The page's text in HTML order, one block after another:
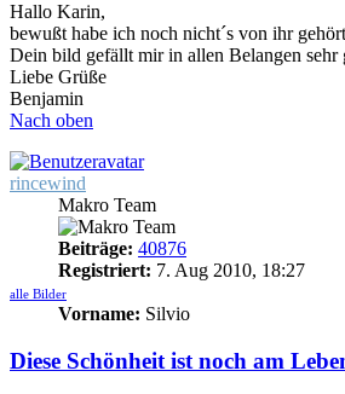
Hallo Karin,
bewußt habe ich noch nicht´s von ihr
Dein bild gefällt mir in allen Belangen sehr
Liebe Grüße
Benjamin
Nach oben
rincewind
Makro Team
Beiträge: 40876
Registriert: 7. Aug 2010, 18:27
alle Bilder
Vorname: Silvio
Diese Schönheit ist noch am